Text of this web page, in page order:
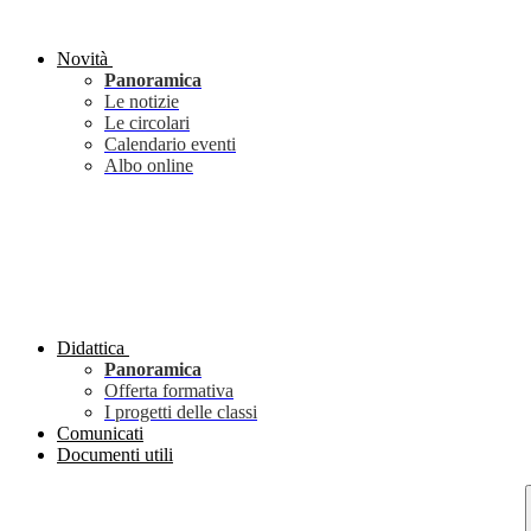
Novità
Panoramica
Le notizie
Le circolari
Calendario eventi
Albo online
Didattica
Panoramica
Offerta formativa
I progetti delle classi
Comunicati
Documenti utili